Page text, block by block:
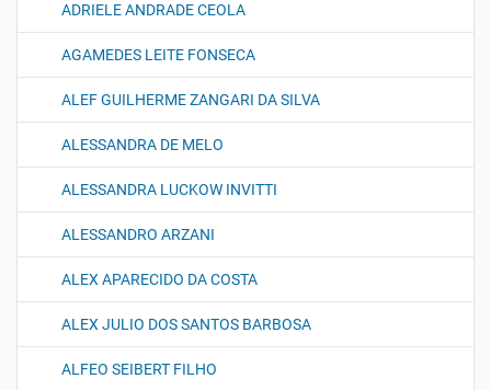
ADRIELE ANDRADE CEOLA
AGAMEDES LEITE FONSECA
ALEF GUILHERME ZANGARI DA SILVA
ALESSANDRA DE MELO
ALESSANDRA LUCKOW INVITTI
ALESSANDRO ARZANI
ALEX APARECIDO DA COSTA
ALEX JULIO DOS SANTOS BARBOSA
ALFEO SEIBERT FILHO